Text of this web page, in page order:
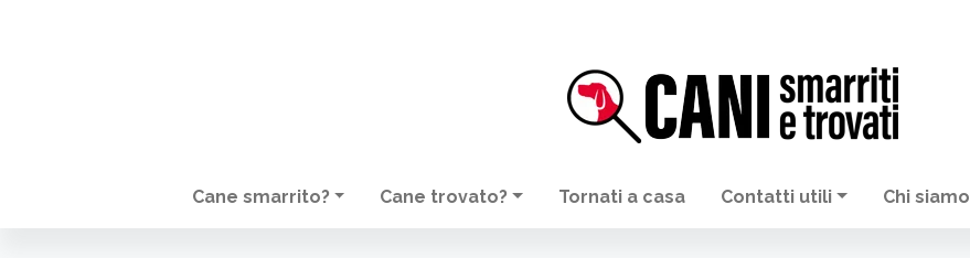
NAVIGAZIONE PRINCIPALE
Cane smarrito? Cane trovato? Tornati a casa Contatti utili Chi siamo